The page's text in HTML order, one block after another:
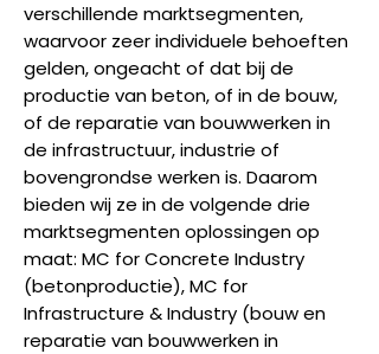
verschillende marktsegmenten,
waarvoor zeer individuele behoeften
gelden, ongeacht of dat bij de
productie van beton, of in de bouw,
of de reparatie van bouwwerken in
de infrastructuur, industrie of
bovengrondse werken is. Daarom
bieden wij ze in de volgende drie
marktsegmenten oplossingen op
maat: MC for Concrete Industry
(betonproductie), MC for
Infrastructure & Industry (bouw en
reparatie van bouwwerken in